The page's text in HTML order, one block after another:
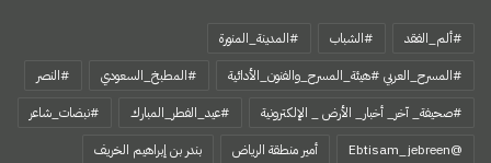
#ألم_الفقد #الشباب
#المدينة_المنورة
#المسرح_العربي #هيئة_المسرح_والفنون_الأدائية
#المطبخ_السعودي
#النصر
#صحيفة_ آخر_ أخبار_ الأرض _ الإلكترونية
#عيد_الفطر_المبارك
#نبضات_شاعر
@Ebtisam_jebreen
أمير منطقة الرياض
بندر بن إبراهيم الخريف